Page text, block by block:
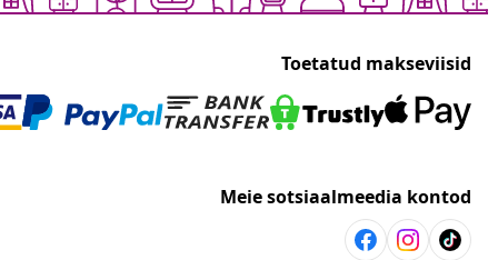
Toetatud makseviisid
Meie sotsiaalmeedia kontod